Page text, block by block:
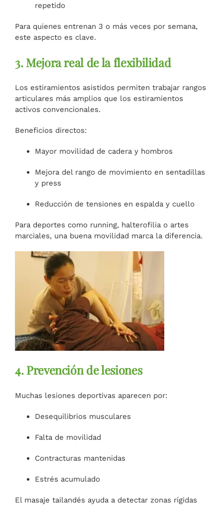
repetido
Para quienes entrenan 3 o más veces por semana,
este aspecto es clave.
3. Mejora real de la flexibilidad
Los estiramientos asistidos permiten trabajar rangos
articulares más amplios que los estiramientos
activos convencionales.
Beneficios directos:
Mayor movilidad de cadera y hombros
Mejora del rango de movimiento en sentadillas
y press
Reducción de tensiones en espalda y cuello
Para deportes como running, halterofilia o artes
marciales, una buena movilidad marca la diferencia.
4. Prevención de lesiones
Muchas lesiones deportivas aparecen por:
Desequilibrios musculares
Falta de movilidad
Contracturas mantenidas
Estrés acumulado
El masaje tailandés ayuda a detectar zonas rígidas